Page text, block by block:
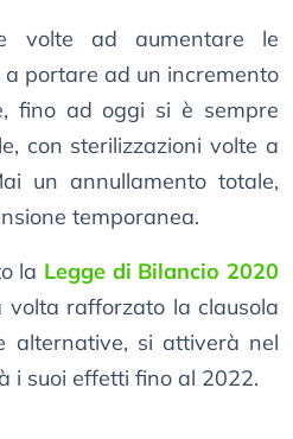
volte ad aumentare le
portare ad un incremento
fino ad oggi si è sempre
con sterilizzazioni volte a
un annullamento totale,
temporanea.
la Legge di Bilancio 2020
rafforzato la clausola
alternative, si attiverà nel
i suoi effetti fino al 2022.